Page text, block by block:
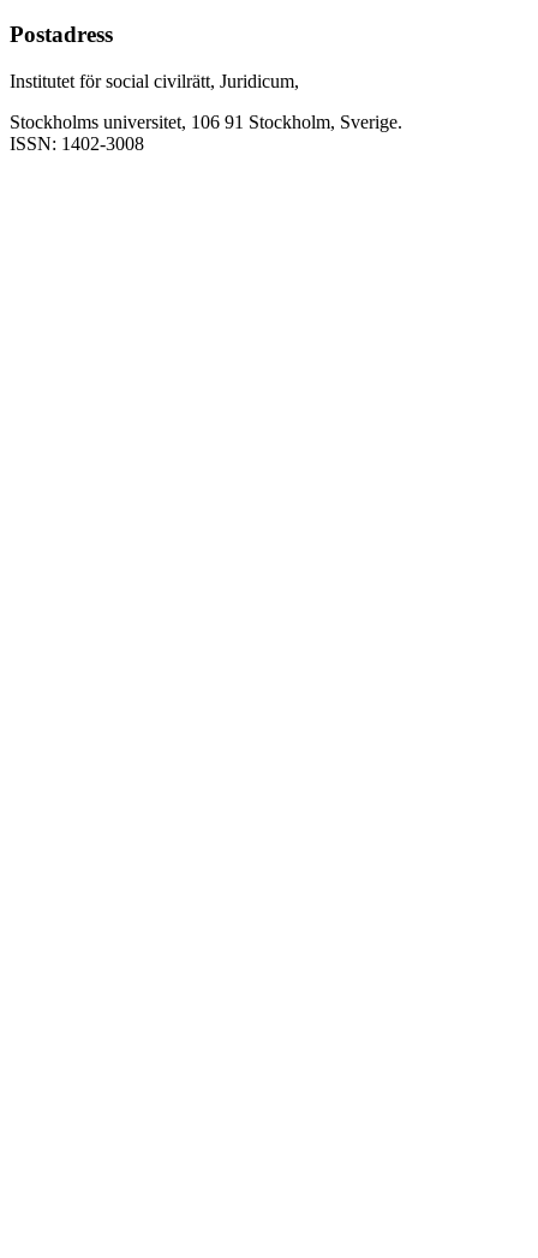
Postadress
Institutet för social civilrätt, Juridicum,
Stockholms universitet, 106 91 Stockholm, Sverige.
ISSN: 1402-3008